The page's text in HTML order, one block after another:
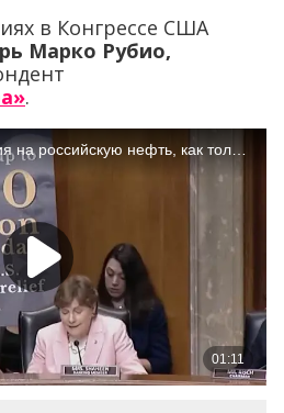
в Конгрессе США
Марко Рубио,
.